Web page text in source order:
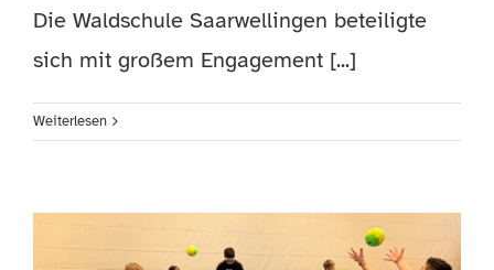
Die Waldschule Saarwellingen beteiligte
sich mit großem Engagement [...]
Weiterlesen